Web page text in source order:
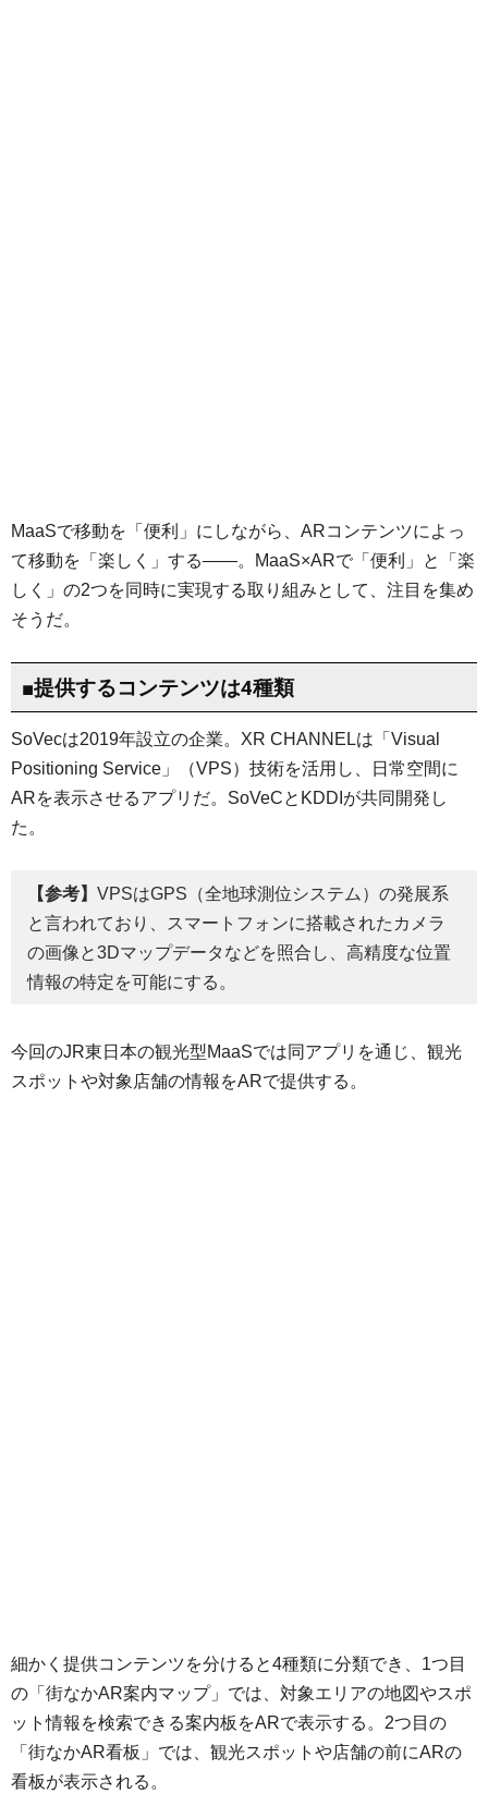
MaaSで移動を「便利」にしながら、ARコンテンツによっ
て移動を「楽しく」する——。MaaS×ARで「便利」と「楽
しく」の2つを同時に実現する取り組みとして、注目を集め
そうだ。
■提供するコンテンツは4種類
SoVecは2019年設立の企業。XR CHANNELは「Visual
Positioning Service」（VPS）技術を活用し、日常空間に
ARを表示させるアプリだ。SoVeCとKDDIが共同開発し
た。
【参考】 VPSはGPS（全地球測位システム）の発展系
と言われており、スマートフォンに搭載されたカメラ
の画像と3Dマップデータなどを照合し、高精度な位置
情報の特定を可能にする。
今回のJR東日本の観光型MaaSでは同アプリを通じ、観光
スポットや対象店舗の情報をARで提供する。
細かく提供コンテンツを分けると4種類に分類でき、1つ目
の「街なかAR案内マップ」では、対象エリアの地図やスポ
ット情報を検索できる案内板をARで表示する。2つ目の
「街なかAR看板」では、観光スポットや店舗の前にARの
看板が表示される。